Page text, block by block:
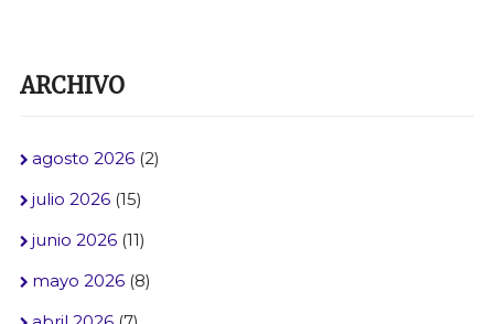
ARCHIVO
agosto 2026(2)
julio 2026(15)
junio 2026(11)
mayo 2026(8)